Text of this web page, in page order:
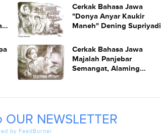
Cerkak Bahasa Jawa
"Donya Anyar Kaukir
Maneh" Dening Supriyadi
Cerkak Bahasa Jawa
Majalah Panjebar
Semangat, Alaming
OUR NEWSLETTER
by FeedBurner